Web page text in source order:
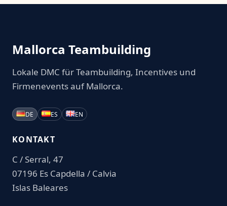
Mallorca Teambuilding
Lokale DMC für Teambuilding, Incentives und
Firmenevents auf Mallorca.
DE ES EN
KONTAKT
C / Serral, 47
07196 Es Capdella / Calvia
Islas Baleares